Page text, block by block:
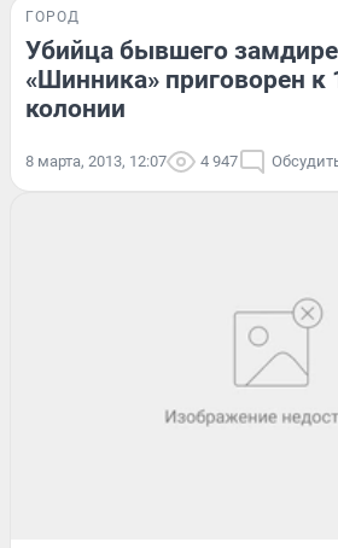
ГОРОД
Убийца бывшего
«Шинника» приговорен к
колонии
8 марта, 2013, 12:07 4 947